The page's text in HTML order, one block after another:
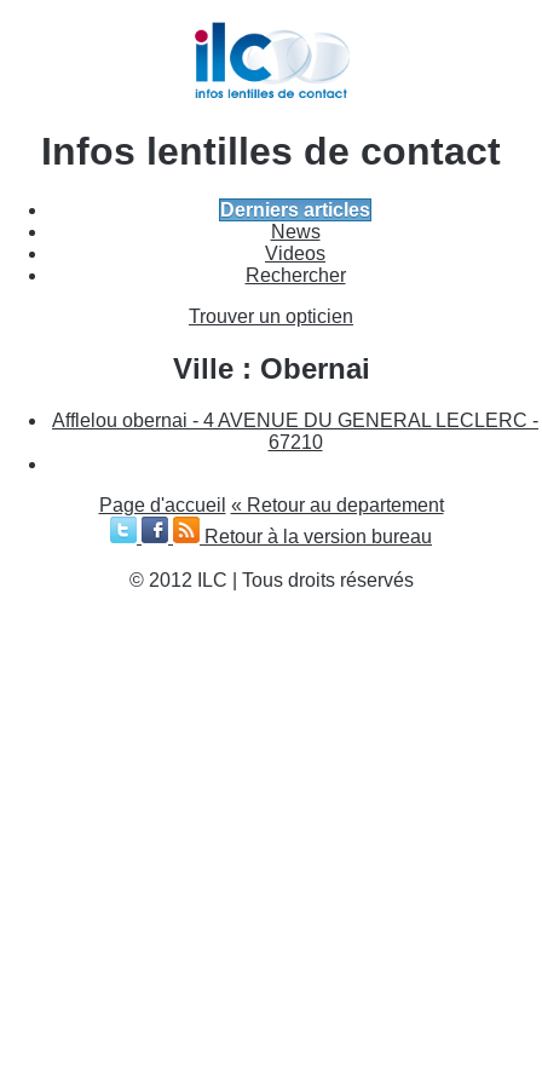
Infos lentilles de contact
Derniers articles
News
Videos
Rechercher
Trouver un opticien
Ville : Obernai
Afflelou obernai - 4 AVENUE DU GENERAL LECLERC -
67210
Page d'accueil « Retour au departement
Retour à la version bureau
© 2012 ILC | Tous droits réservés